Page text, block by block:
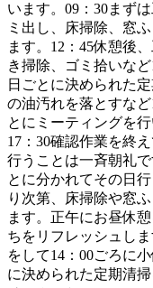
います。09：30まず
ミ出し、床掃除、窓
ます。12：45休憩後
き掃除、ゴミ拾いな
日ごとに決められた
の油汚れを落とすな
とにミーティングを
17：30確認作業を終
行うことは一斉朝礼
とに分かれてその日
り次第、床掃除や窓
ます。正午にお昼休
ちをリフレッシュし
をして14：00ごろに
に決められた定期清